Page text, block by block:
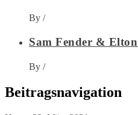
By /
Sam Fender &
By /
Beitragsnavigation